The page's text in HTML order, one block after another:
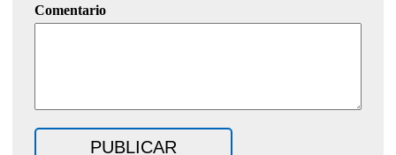
Comentario